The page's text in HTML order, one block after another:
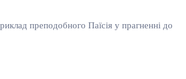
преподобного Паїсія у прагненні до